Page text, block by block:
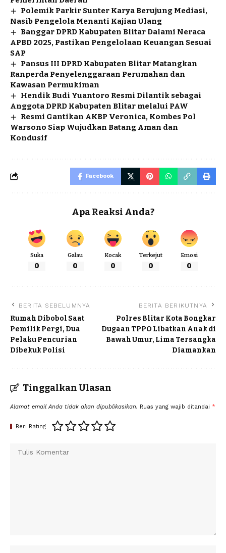
Polemik Parkir Sunter Karya Berujung Mediasi,
Nasib Pengelola Menanti Kajian Ulang
Banggar DPRD Kabupaten Blitar Dalami Neraca
APBD 2025, Pastikan Pengelolaan Keuangan Sesuai
SAP
Pansus III DPRD Kabupaten Blitar Matangkan
Ranperda Penyelenggaraan Perumahan dan
Kawasan Permukiman
Hendik Budi Yuantoro Resmi Dilantik sebagai
Anggota DPRD Kabupaten Blitar melalui PAW
Resmi Gantikan AKBP Veronica, Kombes Pol
Warsono Siap Wujudkan Batang Aman dan
Kondusif
Facebook
Apa Reaksi Anda?
Suka
0
Galau
0
Kocak
0
Terkejut
0
Emosi
0
BERITA SEBELUMNYA
Rumah Dibobol Saat
Pemilik Pergi, Dua
Pelaku Pencurian
Dibekuk Polisi
BERITA BERIKUTNYA
Polres Blitar Kota Bongkar
Dugaan TPPO Libatkan Anak di
Bawah Umur, Lima Tersangka
Diamankan
Tinggalkan Ulasan
Alamat email Anda tidak akan dipublikasikan. Ruas yang wajib ditandai *
Beri Rating